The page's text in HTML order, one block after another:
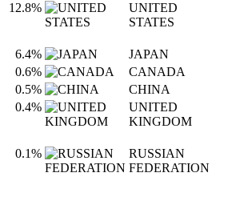
12.8%
UNITED
STATES
6.4%
JAPAN
0.6%
CANADA
0.5%
CHINA
0.4%
UNITED
KINGDOM
0.1%
RUSSIAN
FEDERATION